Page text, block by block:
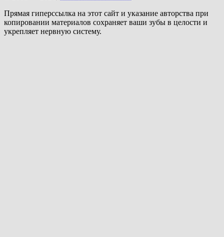
Прямая гиперссылка на этот сайт и указание авторства при
копировании материалов сохраняет ваши зубы в целости и
укрепляет нервную систему.